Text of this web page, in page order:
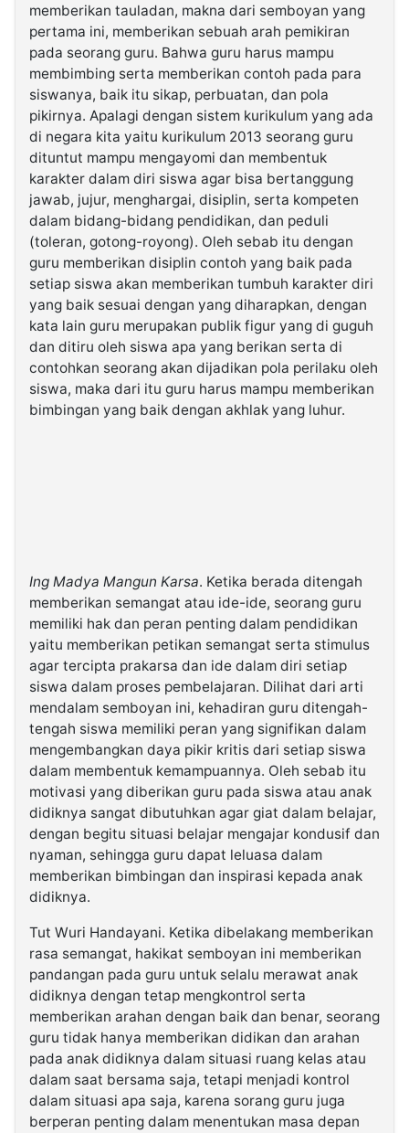
memberikan tauladan, makna dari semboyan yang
pertama ini, memberikan sebuah arah pemikiran
pada seorang guru. Bahwa guru harus mampu
membimbing serta memberikan contoh pada para
siswanya, baik itu sikap, perbuatan, dan pola
pikirnya. Apalagi dengan sistem kurikulum yang ada
di negara kita yaitu kurikulum 2013 seorang guru
dituntut mampu mengayomi dan membentuk
karakter dalam diri siswa agar bisa bertanggung
jawab, jujur, menghargai, disiplin, serta kompeten
dalam bidang-bidang pendidikan, dan peduli
(toleran, gotong-royong). Oleh sebab itu dengan
guru memberikan disiplin contoh yang baik pada
setiap siswa akan memberikan tumbuh karakter diri
yang baik sesuai dengan yang diharapkan, dengan
kata lain guru merupakan publik figur yang di guguh
dan ditiru oleh siswa apa yang berikan serta di
contohkan seorang akan dijadikan pola perilaku oleh
siswa, maka dari itu guru harus mampu memberikan
bimbingan yang baik dengan akhlak yang luhur.
Ing Madya Mangun Karsa. Ketika berada ditengah
memberikan semangat atau ide-ide, seorang guru
memiliki hak dan peran penting dalam pendidikan
yaitu memberikan petikan semangat serta stimulus
agar tercipta prakarsa dan ide dalam diri setiap
siswa dalam proses pembelajaran. Dilihat dari arti
mendalam semboyan ini, kehadiran guru ditengah-
tengah siswa memiliki peran yang signifikan dalam
mengembangkan daya pikir kritis dari setiap siswa
dalam membentuk kemampuannya. Oleh sebab itu
motivasi yang diberikan guru pada siswa atau anak
didiknya sangat dibutuhkan agar giat dalam belajar,
dengan begitu situasi belajar mengajar kondusif dan
nyaman, sehingga guru dapat leluasa dalam
memberikan bimbingan dan inspirasi kepada anak
didiknya.
Tut Wuri Handayani. Ketika dibelakang memberikan
rasa semangat, hakikat semboyan ini memberikan
pandangan pada guru untuk selalu merawat anak
didiknya dengan tetap mengkontrol serta
memberikan arahan dengan baik dan benar, seorang
guru tidak hanya memberikan didikan dan arahan
pada anak didiknya dalam situasi ruang kelas atau
dalam saat bersama saja, tetapi menjadi kontrol
dalam situasi apa saja, karena sorang guru juga
berperan penting dalam menentukan masa depan